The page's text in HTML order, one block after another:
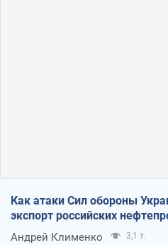
Как атаки Сил обороны
экспорт российских
Андрей Клименко 3,1 т.